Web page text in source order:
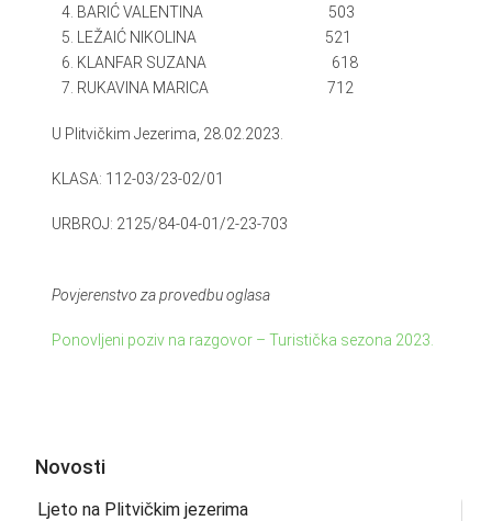
BARIĆ VALENTINA 503
LEŽAIĆ NIKOLINA 521
KLANFAR SUZANA 618
RUKAVINA MARICA 712
U Plitvičkim Jezerima, 28.02.2023.
KLASA: 112-03/23-02/01
URBROJ: 2125/84-04-01/2-23-703
Povjerenstvo za provedbu oglasa
Ponovljeni poziv na razgovor – Turistička sezona 2023.
Novosti
Ljeto na Plitvičkim jezerima